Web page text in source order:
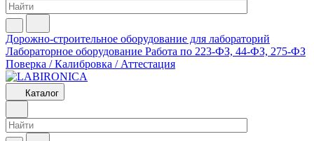
Дорожно-строительное оборудование для лабораторий
Лабораторное оборудование Работа по 223-ФЗ, 44-ФЗ, 275-ФЗ
Поверка / Калибровка / Аттестация
Каталог